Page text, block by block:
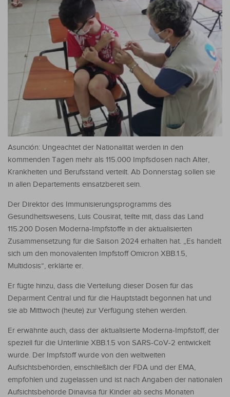
Asunción: Ungeachtet der Nationalität werden in den
kommenden Tagen mehr als 115.000 Impfsdosen nach Alter,
Krankheiten und Berufsstand verteilt. Ab Donnerstag sollen sie
in allen Departements einsatzbereit sein.
Der Direktor des Immunisierungsprogramms des
Gesundheitswesens, Luis Cousirat, teilte mit, dass das Land
115.200 Dosen Moderna-Impfstoffe in der aktualisierten
Zusammensetzung für die Saison 2024 erhalten hat. „Es handelt
sich um den monovalenten Impfstoff Omicron XBB.1.5,
Multidosis“, erklärte er.
Er fügte hinzu, dass die Verteilung dieser Dosen für das
Deparment Central und für die Hauptstadt begonnen hat und
sie ab Mittwoch (heute) zur Verfügung stehen werden.
Er erwähnte auch, dass der aktualisierte Moderna-Impfstoff, der
speziell für die Unterlinie XBB.1.5 von SARS-CoV-2 entwickelt
wurde. Der Impfstoff wurde von den weltweiten
Aufsichtsbehörden, einschließlich der FDA und der EMA,
empfohlen und zugelassen und ist nach Angaben der nationalen
Aufsichtsbehörde Dinavisa für Kinder ab sechs Monaten